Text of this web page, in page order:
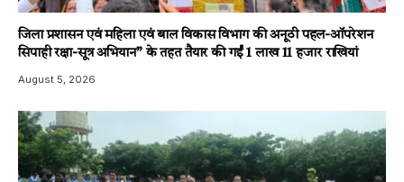
जिला प्रशासन एवं महिला एवं बाल विकास विभाग की अनूठी पहल-ऑपरेशन
सिपाही रक्षा-सूत्र अभियान” के तहत तैयार की गईं 1 लाख 11 हजार राखियां
August 5, 2026